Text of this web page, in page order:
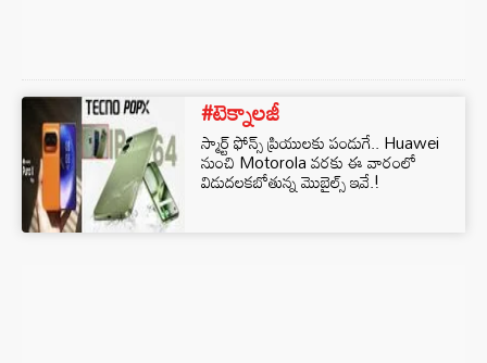
#టెక్నాలజీ
స్మార్ట్ ఫోన్స్ ప్రియులకు పండుగే.. Huawei
నుంచి Motorola వరకు ఈ వారంలో
విడుదలకబోతున్న మొబైల్స్ ఇవే.!